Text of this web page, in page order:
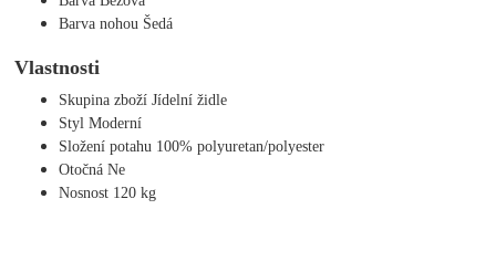
Barva nohou Šedá
Vlastnosti
Skupina zboží Jídelní židle
Styl Moderní
Složení potahu 100% polyuretan/polyester
Otočná Ne
Nosnost 120 kg